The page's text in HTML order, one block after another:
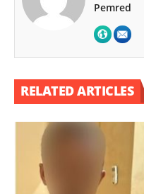
Pemred
RELATED ARTICLES